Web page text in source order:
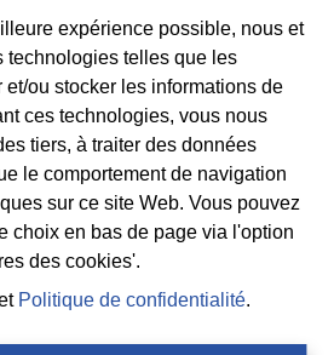
expérience possible, nous et
technologies telles que les
ou stocker les informations de
ces technologies, vous nous
tiers, à traiter des données
le comportement de navigation
sur ce site Web. Vous pouvez
choix en bas de page via l'option
des cookies'.
Politique de confidentialité.
de 2 logements duplex. Chacun
rez-de-chaussée, un espace
profession libérale, offrant ainsi
aux besoins professionnels et
habitants.
durable bénéficie d’une
et Liège. Les habitants
la proximité immédiate
rendant la vie quotidienne
et agréable.